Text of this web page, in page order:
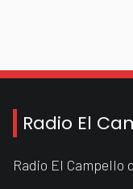
Radio El
Radio El Campello